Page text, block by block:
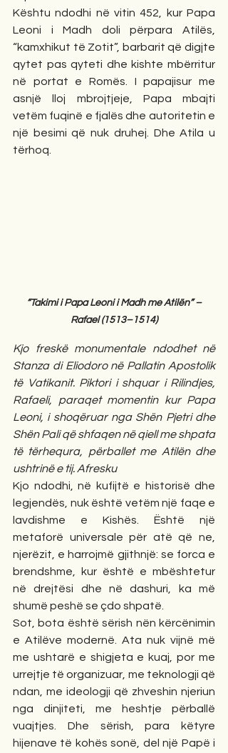
Kështu ndodhi në vitin 452, kur Papa
Leoni i Madh doli përpara Atilës,
“kamxhikut të Zotit”, barbarit që digjte
qytet pas qyteti dhe kishte mbërritur
në portat e Romës. I papajisur me
asnjë lloj mbrojtjeje, Papa mbajti
vetëm fuqinë e fjalës dhe autoritetin e
një besimi që nuk druhej. Dhe Atila u
tërhoq.
“Takimi i Papa Leoni i Madh me Atilën” –
Rafael (1513–1514)
Kjo freskë monumentale ndodhet në
Stanza di Eliodoro në Pallatin Apostolik
të Vatikanit. Piktori i shquar i Rilindjes,
Rafaeli, paraqet momentin kur Papa
Leoni, i shoqëruar nga Shën Pjetri dhe
Shën Pali që shfaqen në qiell me shpata
të tërhequra, përballet me Atilën dhe
ushtrinë e tij. Afresku
Kjo ndodhi, në kufijtë e historisë dhe
legjendës, nuk është vetëm një faqe e
lavdishme e Kishës. Është një
metaforë universale për atë që ne,
njerëzit, e harrojmë gjithnjë: se forca e
brendshme, kur është e mbështetur
në drejtësi dhe në dashuri, ka më
shumë peshë se çdo shpatë.
Sot, bota është sërish nën kërcënimin
e Atilëve modernë. Ata nuk vijnë më
me ushtarë e shigjeta e kuaj, por me
urrejtje të organizuar, me teknologji që
ndan, me ideologji që zhveshin njeriun
nga dinjiteti, me heshtje përballë
vuajtjes. Dhe sërish, para këtyre
hijenave të kohës sonë, del një Papë i